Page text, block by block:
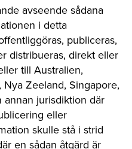
avseende sådana
i detta
publiceras,
distribueras, direkt eller
till Australien,
Zeeland, Singapore,
annan jurisdiktion där
eller
skulle stå i strid
en sådan åtgärd är